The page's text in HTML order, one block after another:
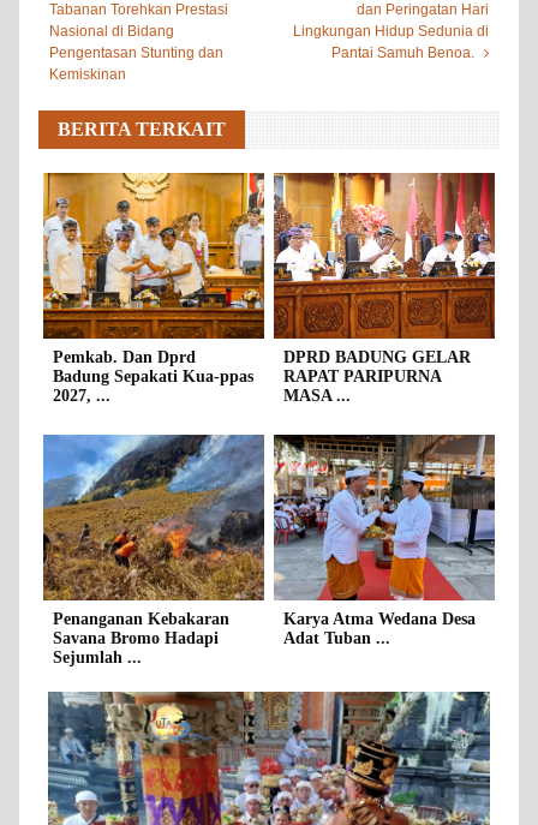
Tabanan Torehkan Prestasi
Nasional di Bidang
Pengentasan Stunting dan
Kemiskinan
dan Peringatan Hari
Lingkungan Hidup Sedunia di
Pantai Samuh Benoa.
BERITA TERKAIT
Pemkab. Dan Dprd
Badung Sepakati Kua-ppas
2027, ...
DPRD BADUNG GELAR
RAPAT PARIPURNA
MASA ...
Penanganan Kebakaran
Savana Bromo Hadapi
Sejumlah ...
Karya Atma Wedana Desa
Adat Tuban ...